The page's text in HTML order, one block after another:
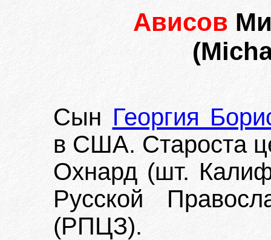
Ависов
Сын Георгия
в США. Староста
Охнард (шт.
Русской
(РПЦЗ).